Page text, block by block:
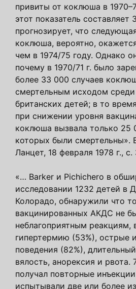
привиты от коклюша в
этот показатель составляет
прогнозирует, что
коклюша, вероятно,
чем в 1974/75 году. Однако
почему в 1970/71 г. было
более 33 000 случаев
смертельным исходом
британских детей; в то
при снижении уровня
коклюша вызвала только 25
которых были смертельны».
Ланцет, 18 февраля 1978 г., с.
«… Barker и Pichichero в
исследовании 1232 детей в
Колорадо, обнаружили что
вакцинированных АКДС не
неблагоприятным реакциям,
гипертермию (53%), острые
поведения (82%),
вялость, анорексия и рвота.
получал повторные
испытывали две или более